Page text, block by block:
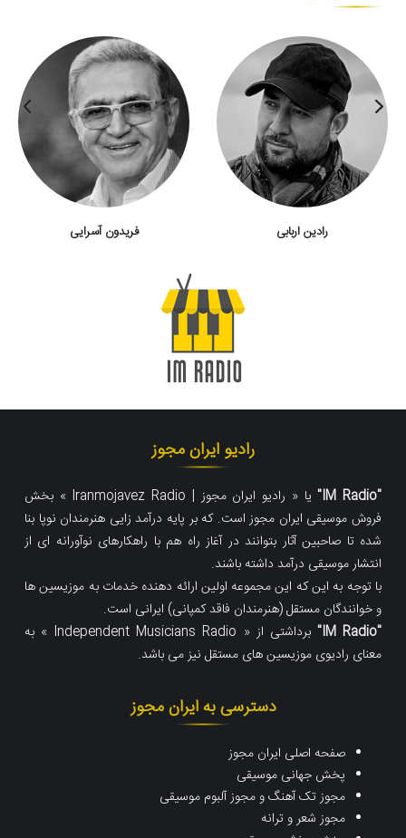
رادین اربابی فریدون آسرایی
رادیو ایران مجوز
"IM Radio"
یا « رادیو ایران مجوز | Iranmojavez Radio » بخش
فروش موسیقی ایران مجوز است. که بر پایه درآمد زایی هنرمندان نوپا بنا
شده تا صاحبین آثار بتوانند در آغاز راه هم با راهکارهای نوآورانه ای از
انتشار موسیقی درآمد داشته باشند.
با توجه به این که این مجموعه اولین ارائه دهنده خدمات به موزیسین ها
و خوانندگان مستقل (هنرمندان فاقد کمپانی) ایرانی است.
"IM Radio"
برداشتی از « Independent Musicians Radio » به
معنای رادیوی موزیسین های مستقل نیز می باشد.
دسترسی به ایران مجوز
صفحه اصلی ایران مجوز
پخش جهانی موسیقی
مجوز تک آهنگ و مجوز آلبوم موسیقی
مجوز شعر و ترانه